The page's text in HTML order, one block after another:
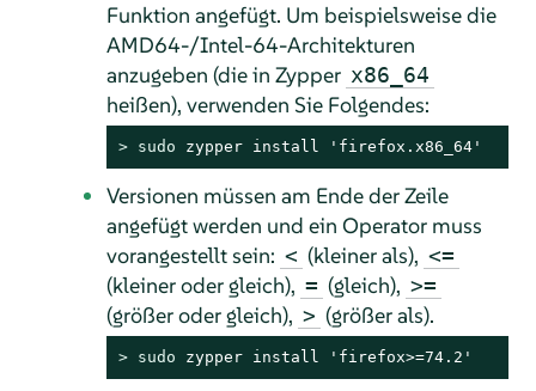
Funktion angefügt. Um beispielsweise die
AMD64-/Intel-64-Architekturen
anzugeben (die in Zypper x86_64
heißen), verwenden Sie Folgendes:
> sudo zypper install 'firefox.x86_64'
Versionen müssen am Ende der Zeile
angefügt werden und ein Operator muss
vorangestellt sein: < (kleiner als), <=
(kleiner oder gleich), = (gleich), >=
(größer oder gleich), > (größer als).
> sudo zypper install 'firefox>=74.2'